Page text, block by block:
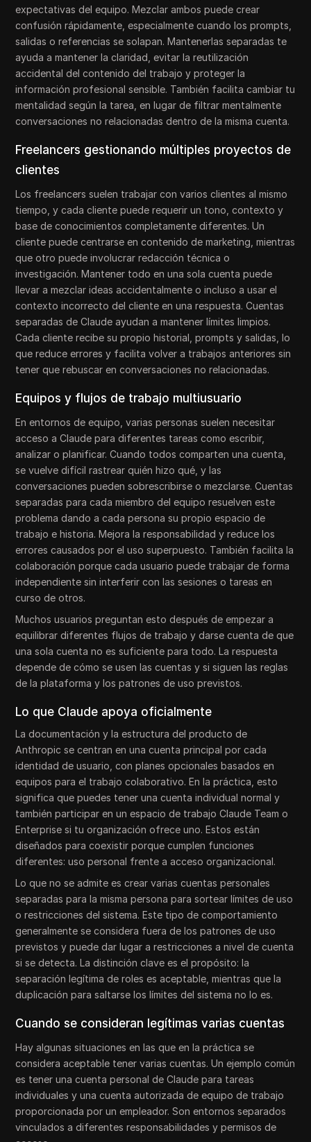
expectativas del equipo. Mezclar ambos puede crear
confusión rápidamente, especialmente cuando los prompts,
salidas o referencias se solapan. Mantenerlas separadas te
ayuda a mantener la claridad, evitar la reutilización
accidental del contenido del trabajo y proteger la
información profesional sensible. También facilita cambiar tu
mentalidad según la tarea, en lugar de filtrar mentalmente
conversaciones no relacionadas dentro de la misma cuenta.
Freelancers gestionando múltiples proyectos de
clientes
Los freelancers suelen trabajar con varios clientes al mismo
tiempo, y cada cliente puede requerir un tono, contexto y
base de conocimientos completamente diferentes. Un
cliente puede centrarse en contenido de marketing, mientras
que otro puede involucrar redacción técnica o
investigación. Mantener todo en una sola cuenta puede
llevar a mezclar ideas accidentalmente o incluso a usar el
contexto incorrecto del cliente en una respuesta. Cuentas
separadas de Claude ayudan a mantener límites limpios.
Cada cliente recibe su propio historial, prompts y salidas, lo
que reduce errores y facilita volver a trabajos anteriores sin
tener que rebuscar en conversaciones no relacionadas.
Equipos y flujos de trabajo multiusuario
En entornos de equipo, varias personas suelen necesitar
acceso a Claude para diferentes tareas como escribir,
analizar o planificar. Cuando todos comparten una cuenta,
se vuelve difícil rastrear quién hizo qué, y las
conversaciones pueden sobrescribirse o mezclarse. Cuentas
separadas para cada miembro del equipo resuelven este
problema dando a cada persona su propio espacio de
trabajo e historia. Mejora la responsabilidad y reduce los
errores causados por el uso superpuesto. También facilita la
colaboración porque cada usuario puede trabajar de forma
independiente sin interferir con las sesiones o tareas en
curso de otros.
Muchos usuarios preguntan esto después de empezar a
equilibrar diferentes flujos de trabajo y darse cuenta de que
una sola cuenta no es suficiente para todo. La respuesta
depende de cómo se usen las cuentas y si siguen las reglas
de la plataforma y los patrones de uso previstos.
Lo que Claude apoya oficialmente
La documentación y la estructura del producto de
Anthropic se centran en una cuenta principal por cada
identidad de usuario, con planes opcionales basados en
equipos para el trabajo colaborativo. En la práctica, esto
significa que puedes tener una cuenta individual normal y
también participar en un espacio de trabajo Claude Team o
Enterprise si tu organización ofrece uno. Estos están
diseñados para coexistir porque cumplen funciones
diferentes: uso personal frente a acceso organizacional.
Lo que no se admite es crear varias cuentas personales
separadas para la misma persona para sortear límites de uso
o restricciones del sistema. Este tipo de comportamiento
generalmente se considera fuera de los patrones de uso
previstos y puede dar lugar a restricciones a nivel de cuenta
si se detecta. La distinción clave es el propósito: la
separación legítima de roles es aceptable, mientras que la
duplicación para saltarse los límites del sistema no lo es.
Cuando se consideran legítimas varias cuentas
Hay algunas situaciones en las que en la práctica se
considera aceptable tener varias cuentas. Un ejemplo común
es tener una cuenta personal de Claude para tareas
individuales y una cuenta autorizada de equipo de trabajo
proporcionada por un empleador. Son entornos separados
vinculados a diferentes responsabilidades y permisos de